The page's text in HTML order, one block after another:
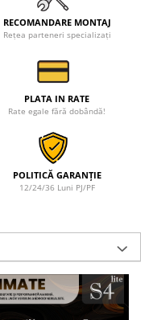
RECOMANDARE MONTAJ
Rețea parteneri specializați
PLATA IN RATE
Rate egale fără dobândă!
POLITICĂ GARANȚIE
12/24/36 Luni PJ/PF